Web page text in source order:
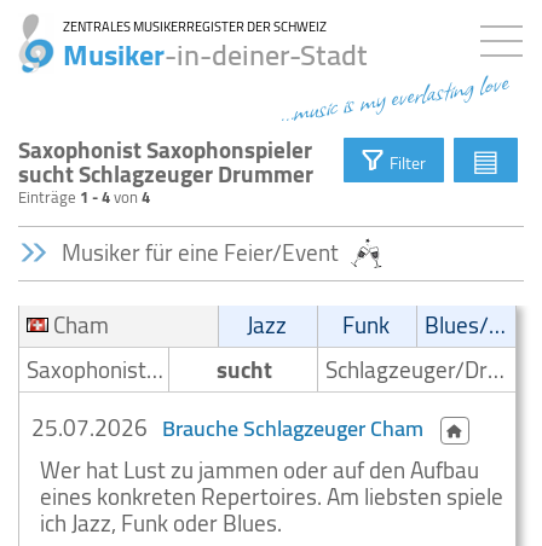
ZENTRALES MUSIKERREGISTER DER SCHWEIZ
Musiker-in-deiner-Stadt
...music is my everlasting love
Saxophonist Saxophonspieler
sucht Schlagzeuger Drummer
Einträge 1 - 4von4
Filter ▤
Musiker für eine Feier/Event
Cham
Jazz Funk
Blues/Swing
Saxophonist/Saxophonspieler
sucht
Schlagzeuger/Drummer
25.07.2026 Brauche Schlagzeuger Cham
Wer hat Lust zu jammen oder auf den Aufbau
eines konkreten Repertoires. Am liebsten spiele
ich Jazz, Funk oder Blues.